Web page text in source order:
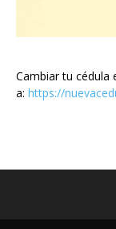
Cambiar tu cédula
a: https://